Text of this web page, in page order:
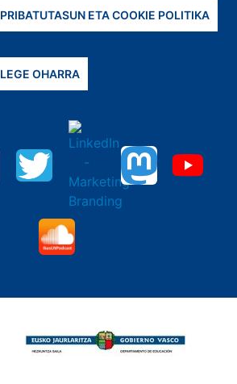
PRIBATUTASUN ETA COOKIE POLITIKA
LEGE OHARRA